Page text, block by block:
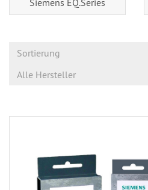
Siemens EQ.Series
Sortierung
Alle Hersteller